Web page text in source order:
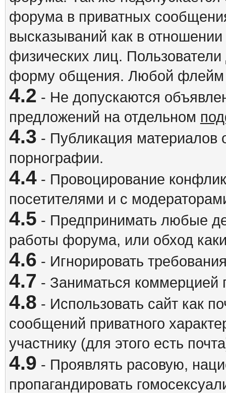
форума в приватных
высказываний как в
физических лиц.
форму общения. Любой флейм
4.2 - Не допускаются
предложений на отдельном
4.3 - Публикация материалов
порнографии.
4.4- Провоцирование
посетителями и с
4.5 - Предпринимать любые
работы форума, или обход
4.6 - Игнорировать
4.7 - Заниматься коммерцией
4.8 - Использовать сайт как
сообщений приватного
участнику (для этого есть
4.9 - Проявлять расовую,
пропагандировать